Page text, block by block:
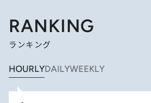
RANKING
ランキング
HOURLYDAILYWEEKLY